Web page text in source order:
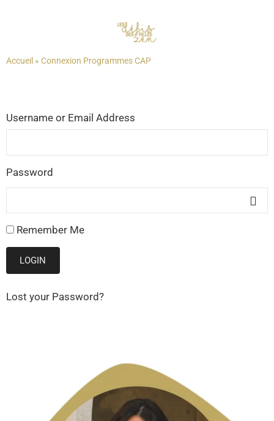
Accueil » Connexion Programmes CAP
Username or Email Address
Password
Remember Me
Lost your Password?